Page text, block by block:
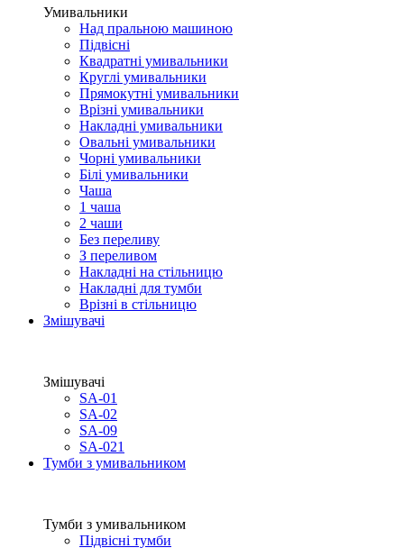
Умивальники
Над пральною машиною
Підвісні
Квадратні умивальники
Круглі умивальники
Прямокутні умивальники
Врізні умивальники
Накладні умивальники
Овальні умивальники
Чорні умивальники
Білі умивальники
Чаша
1 чаша
2 чаши
Без переливу
З переливом
Накладні на стільницю
Накладні для тумби
Врізні в стільницю
Змішувачі
Змішувачі
SA-01
SA-02
SA-09
SA-021
Тумби з умивальником
Тумби з умивальником
Підвісні тумби